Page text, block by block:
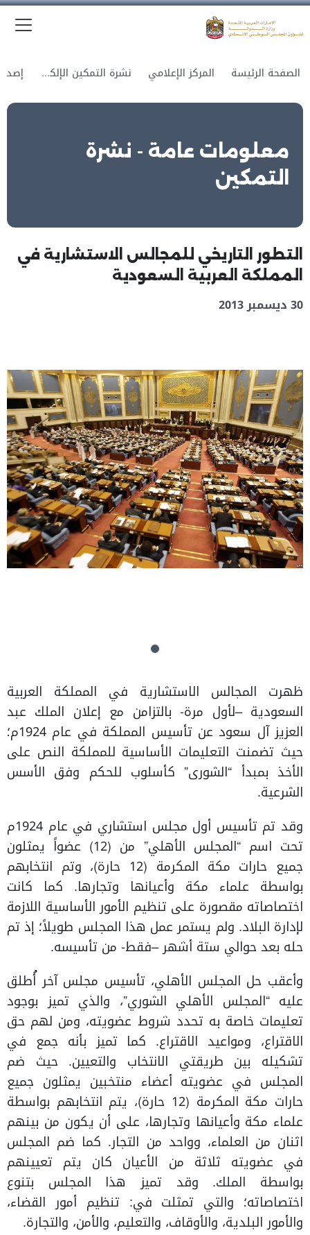
الصفحة الرئيسة المركز الإعلامي نشرة التمكين الإلكترونية
معلومات عامة - نشرة
التمكين
التطور التاريخي للمجالس الاستشارية في
المملكة العربية السعودية
30 ديسمبر 2013
ظهرت المجالس الاستشارية في المملكة العربية
السعودية –لأول مرة- بالتزامن مع إعلان الملك عبد
العزيز آل سعود عن تأسيس المملكة في عام 1924م؛
حيث تضمنت التعليمات الأساسية للمملكة النص على
الأخذ بمبدأ “الشورى” كأسلوب للحكم وفق الأسس
الشرعية.
وقد تم تأسيس أول مجلس استشاري في عام 1924م
تحت اسم “المجلس الأهلي” من (12) عضواً يمثلون
جميع حارات مكة المكرمة (12 حارة)، وتم انتخابهم
بواسطة علماء مكة وأعيانها وتجارها. كما كانت
اختصاصاته مقصورة على تنظيم الأمور الأساسية اللازمة
لإدارة البلاد. ولم يستمر عمل هذا المجلس طويلاً؛ إذ تم
حله بعد حوالي ستة أشهر –فقط- من تأسيسه.
وأعقب حل المجلس الأهلي، تأسيس مجلس آخر أُطلق
عليه “المجلس الأهلي الشوري”، والذي تميز بوجود
تعليمات خاصة به تحدد شروط عضويته، ومن لهم حق
الاقتراع، ومواعيد الاقتراع. كما تميز بأنه جمع في
تشكيله بين طريقتي الانتخاب والتعيين. حيث ضم
المجلس في عضويته أعضاء منتخبين يمثلون جميع
حارات مكة المكرمة (12 حارة)، يتم انتخابهم بواسطة
علماء مكة وأعيانها وتجارها، على أن يكون من بينهم
اثنان من العلماء، وواحد من التجار. كما ضم المجلس
في عضويته ثلاثة من الأعيان كان يتم تعيينهم
بواسطة الملك. وقد تميز هذا المجلس بتنوع
اختصاصاته؛ والتي تمثلت في: تنظيم أمور القضاء،
والأمور البلدية، والأوقاف، والتعليم، والأمن، والتجارة.